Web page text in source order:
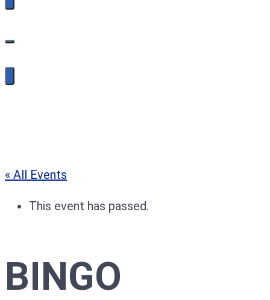
« All Events
This event has passed.
BINGO